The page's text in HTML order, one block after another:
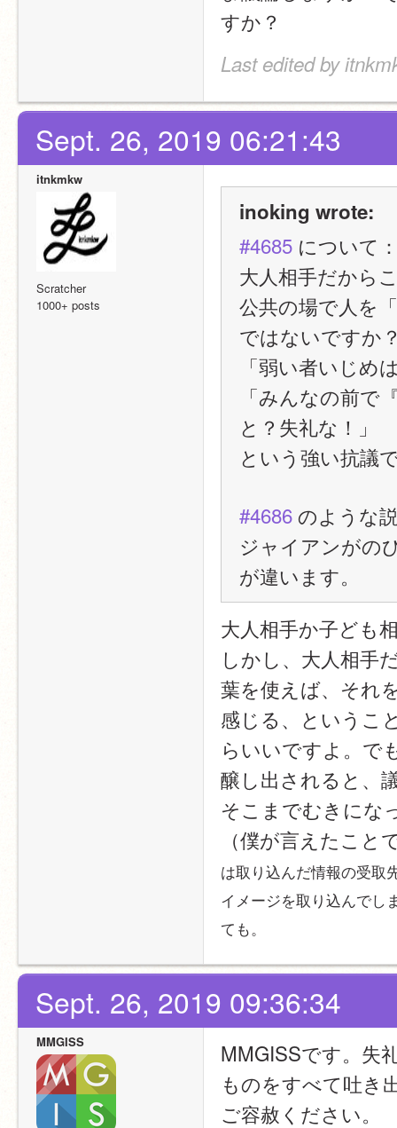
すか？
Last edited by
Sept. 26, 2019 06:21:43
itnkmkw
Scratcher
1000+ posts
inoking wrote:
#4685 について
大人相手だから
公共の場で人を
ではないですか
「弱い者いじめ
「みんなの前
と？失礼な！」
という強い抗議
#4686 のような
ジャイアンがの
が違います。
大人相手か子ども
しかし、大人相手
葉を使えば、それ
感じる、というこ
らいいですよ。で
醸し出されると、
そこまでむきにな
（僕が言えたこ
は取り込んだ情報の受取
イメージを取り込んでし
ても。
Sept. 26, 2019 09:36:34
MMGISS
MMGISSです。失
ものをすべて吐き
ご容赦ください。